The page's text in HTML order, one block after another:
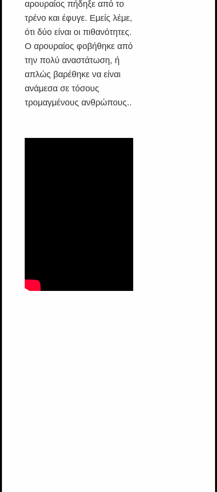
αρουραίος πήδηξε από το
τρένο και έφυγε. Εμείς λέμε,
ότι δύο είναι οι πιθανότητες.
Ο αρουραίος φοβήθηκε από
την πολύ αναστάτωση, ή
απλώς βαρέθηκε να είναι
ανάμεσα σε τόσους
τρομαγμένους ανθρώπους..